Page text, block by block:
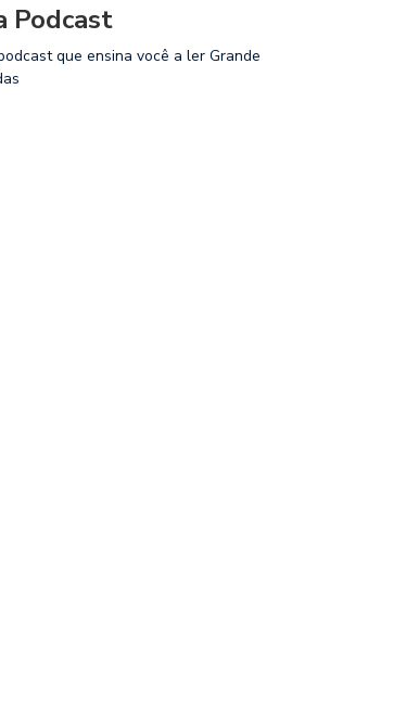
Podcast
que ensina você a ler Grande